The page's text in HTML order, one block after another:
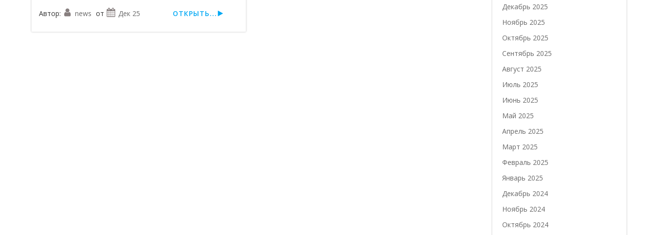
Автор: news от Дек 25 ОТКРЫТЬ...
Декабрь 2025
Ноябрь 2025
Октябрь 2025
Сентябрь 2025
Август 2025
Июль 2025
Июнь 2025
Май 2025
Апрель 2025
Март 2025
Февраль 2025
Январь 2025
Декабрь 2024
Ноябрь 2024
Октябрь 2024